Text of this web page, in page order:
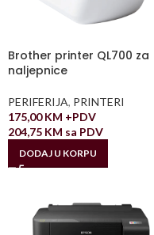
Brother printer QL700 za
naljepnice
PERIFERIJA, PRINTERI
175,00KM +PDV
204,75 KM sa PDV
DODAJ U KORPU